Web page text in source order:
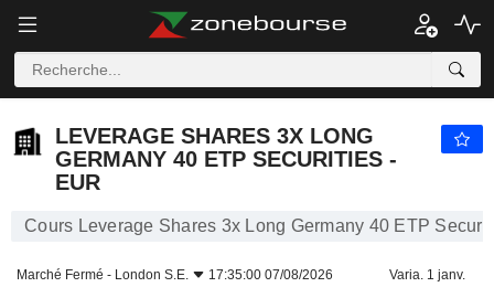
LEVERAGE SHARES 3X LONG
GERMANY 40 ETP SECURITIES -
EUR
Cours Leverage Shares 3x Long Germany 40 ETP
Marché Fermé - London S.E. 17:35:00 07/08/2026 Varia. 1 janv.